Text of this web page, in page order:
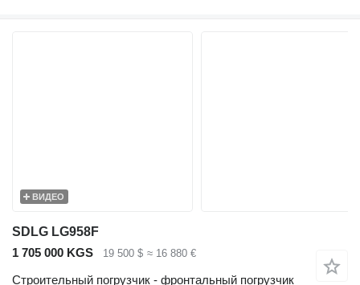
ВИДЕО
SDLG LG958F
1 705 000 KGS
19 500 $ ≈ 16 880 €
Строительный погрузчик - фронтальный погрузчик